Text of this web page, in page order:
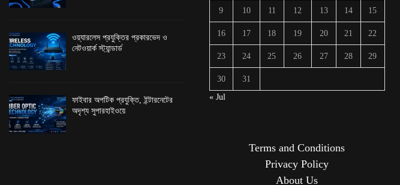
ওয়্যারলেস প্রযুক্তির প্রকারভেদ ও
নেটওয়ার্ক স্ট্যান্ডার্ড
ফাইবার অপটিক প্রযুক্তি, ইন্টারনেটের
অদৃশ্য সুপারহাইওয়ে
9 10 11 12 13 14 15
16 17 18 19 20 21 22
23 24 25 26 27 28 29
30
31
« Jul
Terms and Conditions
Privacy Policy
About Us